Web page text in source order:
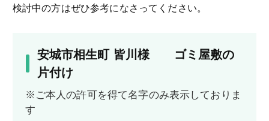
検討中の方はぜひ参考になさってください。
安城市相生町 皆川様 ゴミ屋敷の
片付け
※ご本人の許可を得て名字のみ表示しておりま
す